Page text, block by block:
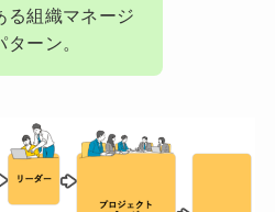
る組織マネージ
ーン。